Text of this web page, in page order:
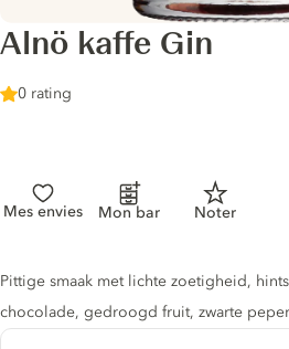
Alnö kaffe Gin
0 rating
Mes envies Mon bar Noter
Gin description
Pittige smaak met lichte zoetigheid,
chocolade, gedroogd fruit, zwarte